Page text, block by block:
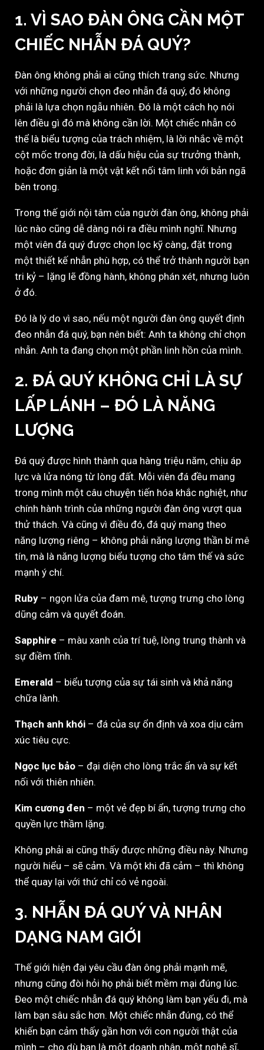
1. VÌ SAO ĐÀN ÔNG CẦN MỘT
CHIẾC NHẪN ĐÁ QUÝ?
Đàn ông không phải ai cũng thích trang sức. Nhưng
với những người chọn đeo nhẫn đá quý, đó không
phải là lựa chọn ngẫu nhiên. Đó là một cách họ nói
lên điều gì đó mà không cần lời. Một chiếc nhẫn có
thể là biểu tượng của trách nhiệm, là lời nhắc về một
cột mốc trong đời, là dấu hiệu của sự trưởng thành,
hoặc đơn giản là một vật kết nối tâm linh với bản ngã
bên trong.
Trong thế giới nội tâm của người đàn ông, không phải
lúc nào cũng dễ dàng nói ra điều mình nghĩ. Nhưng
một viên đá quý được chọn lọc kỹ càng, đặt trong
một thiết kế nhẫn phù hợp, có thể trở thành người bạn
tri kỷ – lặng lẽ đồng hành, không phán xét, nhưng luôn
ở đó.
Đó là lý do vì sao, nếu một người đàn ông quyết định
đeo nhẫn đá quý, bạn nên biết: Anh ta không chỉ chọn
nhẫn. Anh ta đang chọn một phần linh hồn của mình.
2. ĐÁ QUÝ KHÔNG CHỈ LÀ SỰ
LẤP LÁNH – ĐÓ LÀ NĂNG
LƯỢNG
Đá quý được hình thành qua hàng triệu năm, chịu áp
lực và lửa nóng từ lòng đất. Mỗi viên đá đều mang
trong mình một câu chuyện tiến hóa khắc nghiệt, như
chính hành trình của những người đàn ông vượt qua
thử thách. Và cũng vì điều đó, đá quý mang theo
năng lượng riêng – không phải năng lượng thần bí mê
tín, mà là năng lượng biểu tượng cho tâm thế và sức
mạnh ý chí.
Ruby – ngọn lửa của đam mê, tượng trưng cho lòng
dũng cảm và quyết đoán.
Sapphire – màu xanh của trí tuệ, lòng trung thành và
sự điềm tĩnh.
Emerald – biểu tượng của sự tái sinh và khả năng
chữa lành.
Thạch anh khói – đá của sự ổn định và xoa dịu cảm
xúc tiêu cực.
Ngọc lục bảo – đại diện cho lòng trắc ẩn và sự kết
nối với thiên nhiên.
Kim cương đen – một vẻ đẹp bí ẩn, tượng trưng cho
quyền lực thầm lặng.
Không phải ai cũng thấy được những điều này. Nhưng
người hiểu – sẽ cảm. Và một khi đã cảm – thì không
thể quay lại với thứ chỉ có vẻ ngoài.
3. NHẪN ĐÁ QUÝ VÀ NHÂN
DẠNG NAM GIỚI
Thế giới hiện đại yêu cầu đàn ông phải mạnh mẽ,
nhưng cũng đòi hỏi họ phải biết mềm mại đúng lúc.
Đeo một chiếc nhẫn đá quý không làm bạn yếu đi, mà
làm bạn sâu sắc hơn. Một chiếc nhẫn đúng, có thể
khiến bạn cảm thấy gần hơn với con người thật của
mình – cho dù bạn là một doanh nhân, một nghệ sĩ,